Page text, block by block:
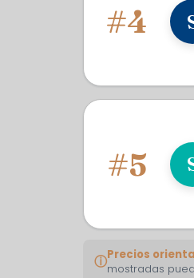
#4
#5
ⓘPrecios
mostradas